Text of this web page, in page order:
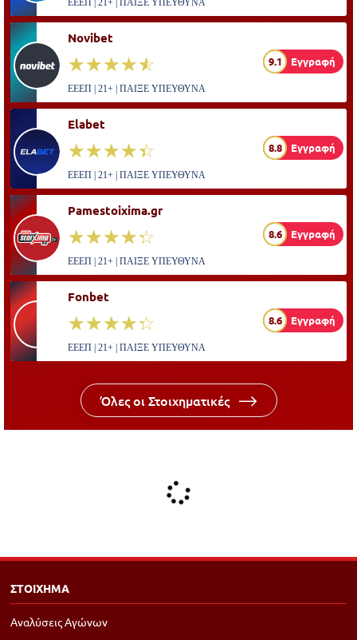
ΕΕΕΠ | 21+ | ΠΑΙΞΕ ΥΠΕΥΘΥΝΑ
Novibet
☆☆☆☆☆
★★★★★ 9.1 Εγγραφή
ΕΕΕΠ | 21+ | ΠΑΙΞΕ ΥΠΕΥΘΥΝΑ
Elabet
☆☆☆☆☆
★★★★★ 8.8 Εγγραφή
ΕΕΕΠ | 21+ | ΠΑΙΞΕ ΥΠΕΥΘΥΝΑ
Pamestoixima.gr
☆☆☆☆☆
★★★★★ 8.6 Εγγραφή
ΕΕΕΠ | 21+ | ΠΑΙΞΕ ΥΠΕΥΘΥΝΑ
Fonbet
☆☆☆☆☆
★★★★★ 8.6 Εγγραφή
ΕΕΕΠ | 21+ | ΠΑΙΞΕ ΥΠΕΥΘΥΝΑ
Όλες οι Στοιχηματικές
ΣΤΟΙΧΗΜΑ
Αναλύσεις Αγώνων